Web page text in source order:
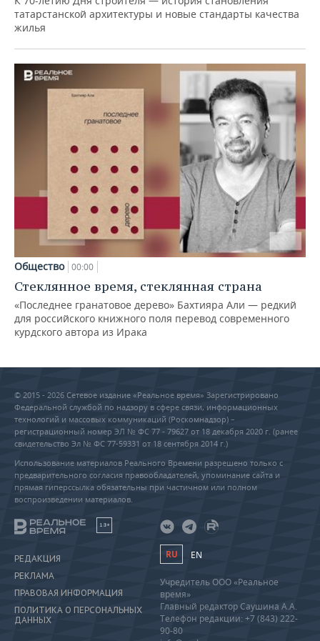
татарстанской архитектуры и новые стандарты качества
жилья
Общество 00:00
Стеклянное время, стеклянная страна
«Последнее гранатовое дерево» Бахтияра Али — редкий
для российского книжного поля перевод современного
курдского автора из Ирака
© 2015 - 2026 Сетевое издание «Реальное время» Зарегистрировано
Федеральной службой по надзору в сфере связи, информационных
технологий и массовых коммуникаций (Роскомнадзор) –
регистрационный номер ЭЛ № ФС 77 - 79627 от 18 декабря 2020 г. (ранее
свидетельство Эл № ФС 77-59331 от 18 сентября 2014 г.)
Использование материалов Реального Времени разрешено только с
предварительного согласия правообладателей, упоминание сайта и
прямая гиперссылка обязательны при частичном или полном
воспроизведении материалов.
18+
РЕДАКЦИЯ
РЕКЛАМА
ПРАВОВАЯ ИНФОРМАЦИЯ
ПОЛИТИКА О ПЕРСОНАЛЬНЫХ
ДАННЫХ
RU EN
Учредитель ООО «Реальное
время»
Главный редактор Саушина А.А.
Телефон редакции: +7 (843) 222-
90-80